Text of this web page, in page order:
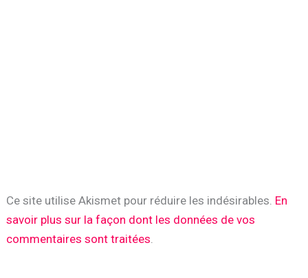
Ce site utilise Akismet pour réduire les indésirables. En
savoir plus sur la façon dont les données de vos
commentaires sont traitées